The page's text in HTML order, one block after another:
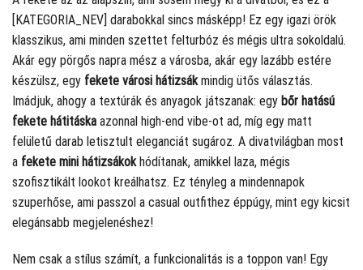
[KATEGORIA_NEV] darabokkal sincs másképp! Ez egy igazi örök
klasszikus, ami minden szettet felturbóz és mégis ultra sokoldalú.
Akár egy pörgős napra mész a városba, akár egy lazább estére
készülsz, egy fekete városi hátizsák mindig ütős választás.
Imádjuk, ahogy a textúrák és anyagok játszanak: egy bőr hatású
fekete hátitáska azonnal high-end vibe-ot ad, míg egy matt
felületű darab letisztult eleganciát sugároz. A divatvilágban most
a fekete mini hátizsákok hódítanak, amikkel laza, mégis
szofisztikált lookot kreálhatsz. Ez tényleg a mindennapok
szuperhőse, ami passzol a casual outfithez éppúgy, mint egy kicsit
elegánsabb megjelenéshez!
Nem csak a stílus számít, a funkcionalitás is a toppon van! Egy